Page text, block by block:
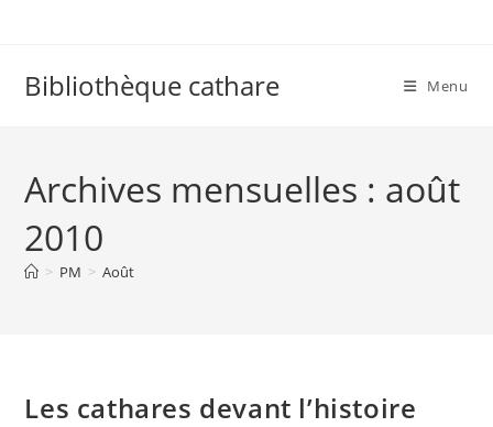
Bibliothèque cathare Menu
Archives mensuelles : août
2010
> PM > Août
Les cathares devant l’histoire